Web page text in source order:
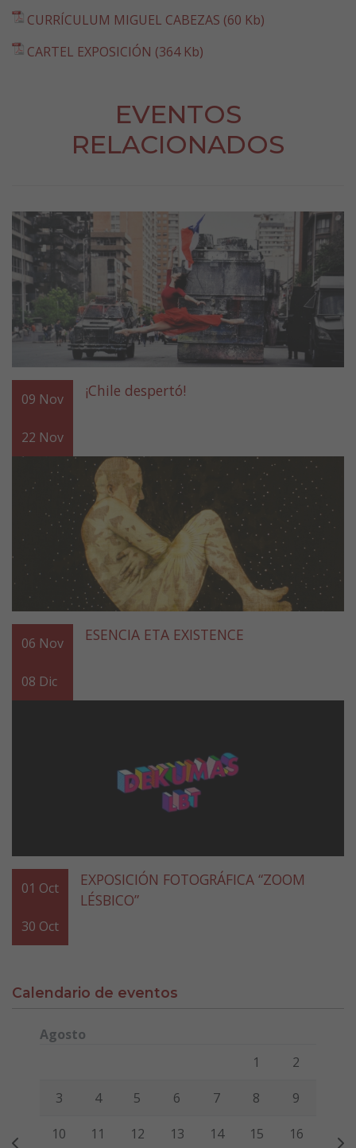
CURRÍCULUM MIGUEL CABEZAS (60 Kb)
CARTEL EXPOSICIÓN (364 Kb)
EVENTOS
RELACIONADOS
09 Nov
22 Nov
¡Chile despertó!
06 Nov
08 Dic
ESENCIA ETA EXISTENCE
01 Oct
30 Oct
EXPOSICIÓN FOTOGRÁFICA “ZOOM
LÉSBICO”
Calendario de eventos
Agosto
Viernes Sábado
1 2
3 4 5 6 7 8 9
10 11 12 13 14 15 16